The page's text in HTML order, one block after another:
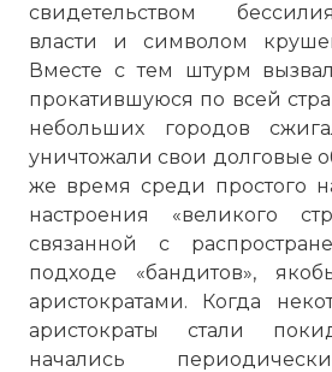
свидетельством
власти и символом
Вместе с тем штурм
прокатившуюся по всей
небольших городов
уничтожали свои долговые
же время среди простого
настроения «великого
связанной с
подходе «бандитов»,
аристократами. Когда
аристократы стали
начались
Вернуться в статью: